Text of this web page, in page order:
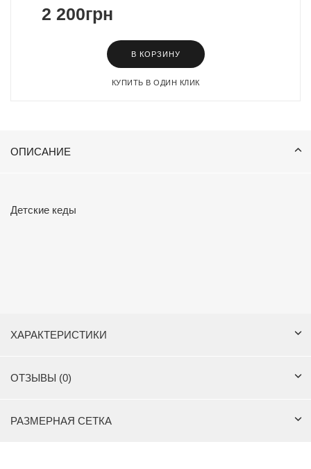
2 200грн
В КОРЗИНУ
КУПИТЬ В ОДИН КЛИК
ОПИСАНИЕ
Детские кеды
ХАРАКТЕРИСТИКИ
ОТЗЫВЫ (0)
РАЗМЕРНАЯ СЕТКА